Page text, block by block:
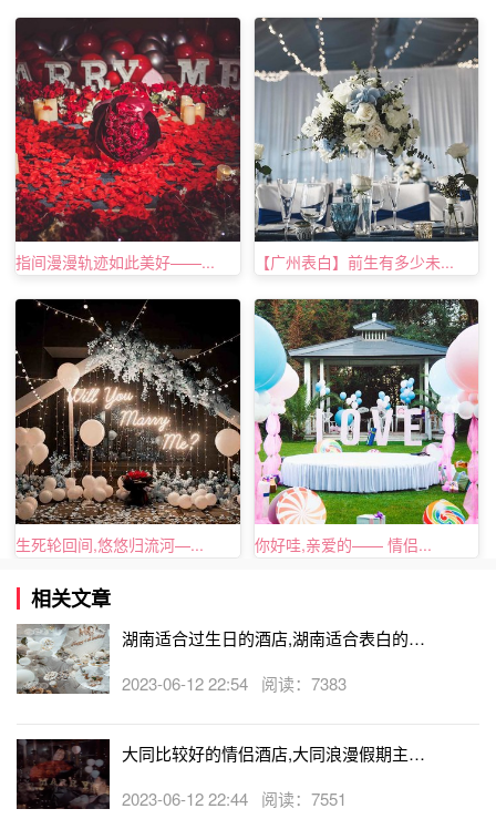
指间漫漫轨迹如此美好——... 【广州表白】前生有多少未...
生死轮回间,悠悠归流河—... 你好哇,亲爱的—— 情侣...
相关文章
湖南适合过生日的酒店,湖南适合表白的酒
2023-06-12 22:54 阅读：7383
大同比较好的情侣酒店,大同浪漫假期主题
2023-06-12 22:44 阅读：7551